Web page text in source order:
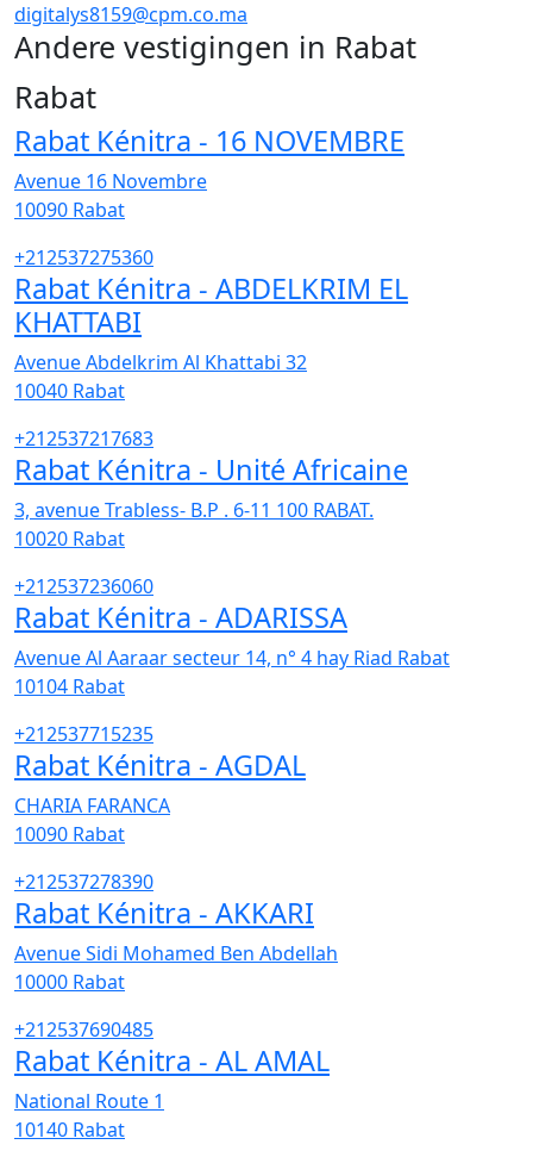
digitalys8159@cpm.co.ma
Andere vestigingen in Rabat
Rabat
Rabat Kénitra - 16 NOVEMBRE
Avenue 16 Novembre
10090 Rabat
+212537275360
Rabat Kénitra - ABDELKRIM EL
KHATTABI
Avenue Abdelkrim Al Khattabi 32
10040 Rabat
+212537217683
Rabat Kénitra - Unité Africaine
3, avenue Trabless- B.P . 6-11 100 RABAT.
10020 Rabat
+212537236060
Rabat Kénitra - ADARISSA
Avenue Al Aaraar secteur 14, n° 4 hay Riad Rabat
10104 Rabat
+212537715235
Rabat Kénitra - AGDAL
CHARIA FARANCA
10090 Rabat
+212537278390
Rabat Kénitra - AKKARI
Avenue Sidi Mohamed Ben Abdellah
10000 Rabat
+212537690485
Rabat Kénitra - AL AMAL
National Route 1
10140 Rabat